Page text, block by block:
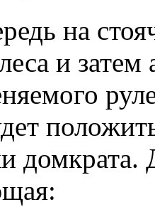
на
и
домкрата.